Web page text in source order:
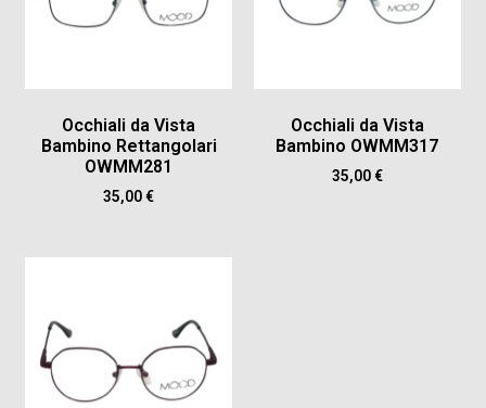
Occhiali da Vista
Bambino Rettangolari
OWMM281
35,00€
Occhiali da Vista
Bambino OWMM317
35,00€